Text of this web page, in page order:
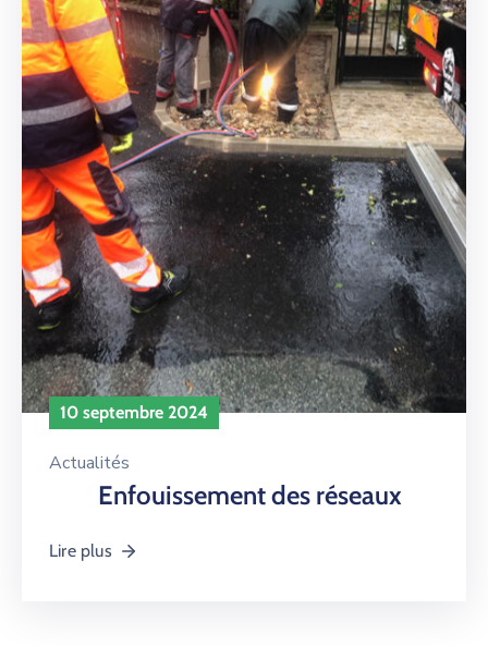
10 septembre 2024
Actualités
Enfouissement des réseaux
Lire plus